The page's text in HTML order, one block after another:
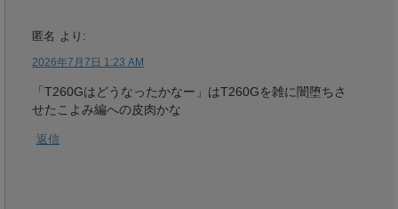
匿名 より:
2026年7月7日 1:23 AM
「T260Gはどうなったかなー」はT260Gを雑に闇堕ちさ
せたこよみ編への皮肉かな
返信